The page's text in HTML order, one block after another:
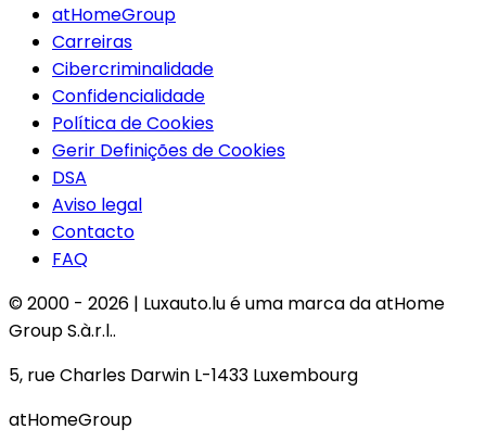
atHomeGroup
Carreiras
Cibercriminalidade
Confidencialidade
Política de Cookies
Gerir Definições de Cookies
DSA
Aviso legal
Contacto
FAQ
© 2000 - 2026 | Luxauto.lu é uma marca da atHome
Group S.à.r.l..
5, rue Charles Darwin L-1433 Luxembourg
atHomeGroup